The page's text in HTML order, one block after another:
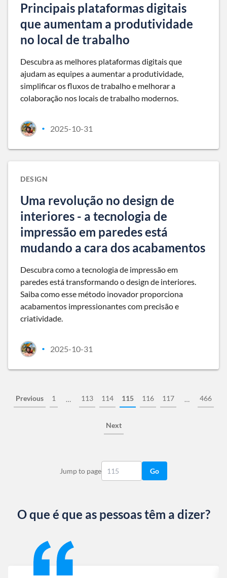
Principais plataformas digitais
que aumentam a produtividade
no local de trabalho
Descubra as melhores plataformas digitais que
ajudam as equipes a aumentar a produtividade,
simplificar os fluxos de trabalho e melhorar a
colaboração nos locais de trabalho modernos.
• 2025-10-31
DESIGN
Uma revolução no design de
interiores - a tecnologia de
impressão em paredes está
mudando a cara dos acabamentos
Descubra como a tecnologia de impressão em
paredes está transformando o design de interiores.
Saiba como esse método inovador proporciona
acabamentos impressionantes com precisão e
criatividade.
• 2025-10-31
Previous 1 … 113 114 115 116 117 … 466
Next
Jump to page Go
O que é que as pessoas têm a dizer?